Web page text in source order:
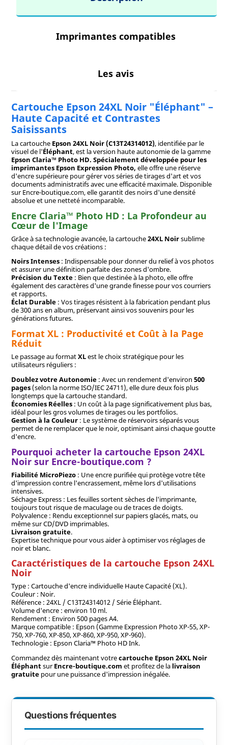
Imprimantes compatibles
Les avis
Cartouche Epson 24XL Noir "Éléphant" –
Haute Capacité et Contrastes
Saisissants
La cartouche Epson 24XL Noir (C13T24314012), identifiée par le
visuel de l'Éléphant, est la version haute autonomie de la gamme
Epson Claria™ Photo HD. Spécialement développée pour les
imprimantes Epson Expression Photo, elle offre une réserve
d'encre supérieure pour gérer vos séries de tirages d'art et vos
documents administratifs avec une efficacité maximale. Disponible
sur Encre-boutique.com, elle garantit des noirs d'une densité
absolue et une netteté incomparable.
Encre Claria™ Photo HD : La Profondeur au
Cœur de l'Image
Grâce à sa technologie avancée, la cartouche24XL Noirsublime
chaque détail de vos créations :
Noirs Intenses: Indispensable pour donner du relief à vos photos
et assurer une définition parfaite des zones d'ombre.
Précision du Texte: Bien que destinée à la photo, elle offre
également des caractères d'une grande finesse pour vos courriers
et rapports.
Éclat Durable: Vos tirages résistent à la fabrication pendant plus
de 300 ans en album, préservant ainsi vos souvenirs pour les
générations futures.
Format XL : Productivité et Coût à la Page
Réduit
Le passage au formatXLest le choix stratégique pour les
utilisateurs réguliers :
Doublez votre Autonomie: Avec un rendement d'environ 500
pages(selon la norme ISO/IEC 24711), elle dure deux fois plus
longtemps que la cartouche standard.
Économies Réelles: Un coût à la page significativement plus bas,
idéal pour les gros volumes de tirages ou les portfolios.
Gestion à la Couleur: Le système de réservoirs séparés vous
permet de ne remplacer que le noir, optimisant ainsi chaque goutte
d'encre.
Pourquoi acheter la cartouche Epson 24XL
Noir sur Encre-boutique.com ?
Fiabilité MicroPiezo: Une encre purifiée qui protège votre tête
d'impression contre l'encrassement, même lors d'utilisations
intensives.
Séchage Express : Les feuilles sortent sèches de l'imprimante,
toujours tout risque de maculage ou de traces de doigts.
Polyvalence : Rendu exceptionnel sur papiers glacés, mats, ou
même sur CD/DVD imprimables.
Livraison gratuite.
Expertise technique pour vous aider à optimiser vos réglages de
noir et blanc.
Caractéristiques de la cartouche Epson 24XL
Noir
Type : Cartouche d'encre individuelle Haute Capacité (XL).
Couleur : Noir.
Référence : 24XL / C13T24314012 / Série Éléphant.
Volume d'encre : environ 10 ml.
Rendement : Environ 500 pages A4.
Marque compatible : Epson (Gamme Expression Photo XP-55, XP-
750, XP-760, XP-850, XP-860, XP-950, XP-960).
Technologie : Epson Claria™ Photo HD Ink.
Commandez dès maintenant votrecartouche Epson 24XL Noir
ÉléphantsurEncre-boutique.com et profitez de la livraison
gratuitepour une puissance d'impression inégalée.
Questions fréquentes